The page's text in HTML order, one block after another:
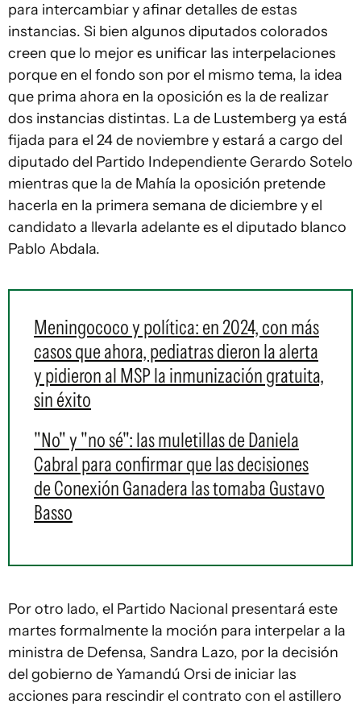
para intercambiar y afinar detalles de estas
instancias. Si bien algunos diputados colorados
creen que lo mejor es unificar las interpelaciones
porque en el fondo son por el mismo tema, la idea
que prima ahora en la oposición es la de realizar
dos instancias distintas. La de Lustemberg ya está
fijada para el 24 de noviembre y estará a cargo del
diputado del Partido Independiente Gerardo Sotelo
mientras que la de Mahía la oposición pretende
hacerla en la primera semana de diciembre y el
candidato a llevarla adelante es el diputado blanco
Pablo Abdala.
Meningococo y política: en 2024, con más
casos que ahora, pediatras dieron la alerta
y pidieron al MSP la inmunización gratuita,
sin éxito
"No" y "no sé": las muletillas de Daniela
Cabral para confirmar que las decisiones
de Conexión Ganadera las tomaba Gustavo
Basso
Por otro lado, el Partido Nacional presentará este
martes formalmente la moción para interpelar a la
ministra de Defensa, Sandra Lazo, por la decisión
del gobierno de Yamandú Orsi de iniciar las
acciones para rescindir el contrato con el astillero